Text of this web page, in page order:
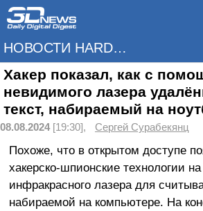
НОВОСТИ HARDWARE
Хакер показал, как с
невидимого лазера
текст, набираемый на
08.08.2024[19:30], Сергей Сурабекянц
Похоже, что в открытом доступе
хакерско-шпионские технологии
инфракрасного лазера для
набираемой на компьютере. На